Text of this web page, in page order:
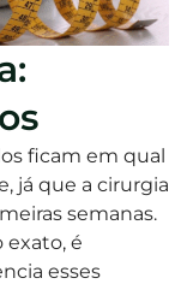
ficam em qual
já que a cirurgia
semanas.
é
esses